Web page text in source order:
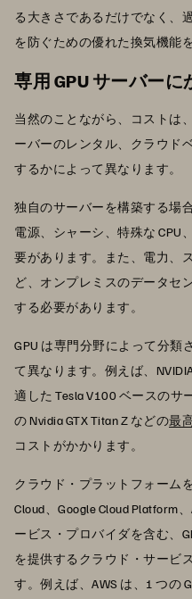
る大きさであるだけでなく、
を防ぐための優れた換気機能
専用 GPU サーバーに
当然のことながら、コストは
ーバーのレンタル、クラウド
するかによって異なります。
独自のサーバーを構築する場
電源、シャーシ、特殊な CPU
要があります。また、電力、
ど、オンプレミスのデータセ
する必要があります。
GPU は専門分野によって分類
て異なります。例えば、
適した Tesla V100 ベースのサ
の Nvidia GTX Titan Z などの最
コストがかかります。
クラウド・プラットフォーム
Cloud、Google Cloud Platform
ービス・プロバイダを含む、
を提供するクラウド・サービ
す。例えば、AWS は、1 つの